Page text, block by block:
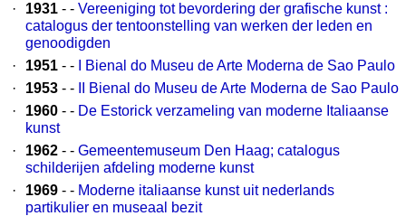
·
1931 - - Vereeniging tot bevordering der grafische kunst :
catalogus der tentoonstelling van werken der leden en
genoodigden
·
1951 - -
I Bienal do Museu de Arte Moderna de Sao Paulo
·
1953 - -
II Bienal do Museu de Arte Moderna de Sao Paulo
·
1960 - - De Estorick verzameling van moderne Italiaanse
kunst
·
1962 - - Gemeentemuseum Den Haag; catalogus
schilderijen afdeling moderne kunst
·
1969 - - Moderne italiaanse kunst uit nederlands
partikulier en museaal bezit